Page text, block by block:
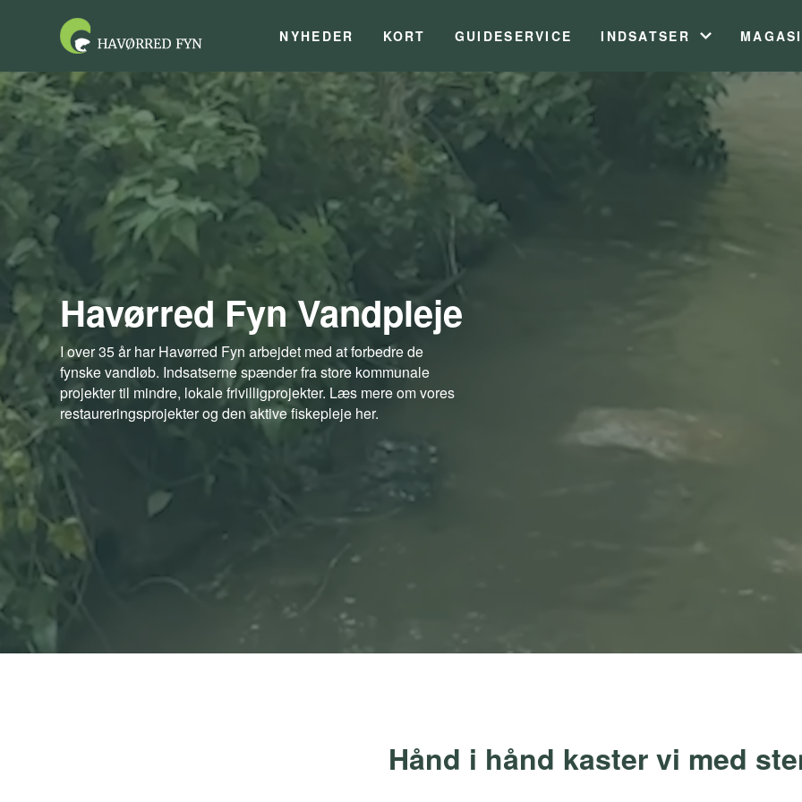
NYHEDER KORT GUIDESERVICE INDSATSER
Havørred Fyn Vandpleje
I over 35 år har Havørred Fyn arbejdet med at forbedre de
fynske vandløb. Indsatserne spænder fra store kommunale
projekter til mindre, lokale frivilligprojekter. Læs mere om vores
restaureringsprojekter og den aktive fiskepleje her.
Hånd i hånd kaster vi med